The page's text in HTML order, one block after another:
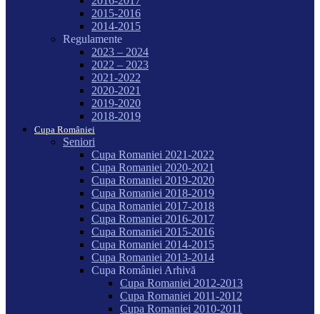
2015-2016
2014-2015
Regulamente
2023 – 2024
2022 – 2023
2021-2022
2020-2021
2019-2020
2018-2019
Cupa României
Seniori
Cupa Romaniei 2021-2022
Cupa Romaniei 2020-2021
Cupa Romaniei 2019-2020
Cupa Romaniei 2018-2019
Cupa Romaniei 2017-2018
Cupa Romaniei 2016-2017
Cupa Romaniei 2015-2016
Cupa Romaniei 2014-2015
Cupa Romaniei 2013-2014
Cupa României Arhivă
Cupa Romaniei 2012-2013
Cupa Romaniei 2011-2012
Cupa Romaniei 2010-2011